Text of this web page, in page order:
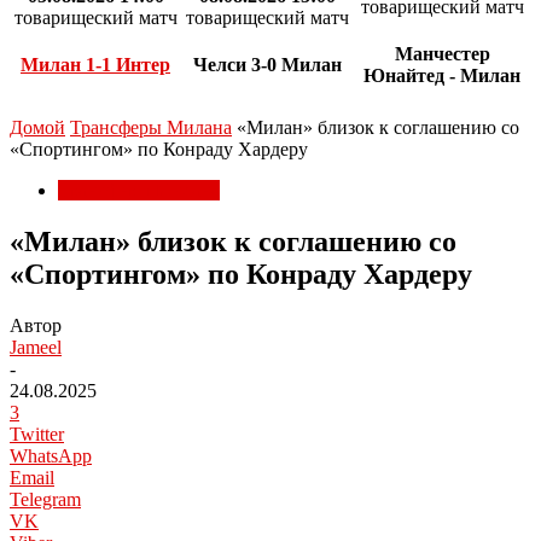
товарищеский матч
Милан 1-1 Интер
товарищеский матч
Челси 3-0 Милан
товарищеский матч
Манчестер
Юнайтед - Милан
Домой Трансферы Милана «Милан» близок к соглашению со
«Спортингом» по Конраду Хардеру
«Милан» близок к соглашению со
«Спортингом» по Конраду Хардеру
Автор
Jameel
-
24.08.2025
3
Twitter
WhatsApp
Email
Telegram
VK